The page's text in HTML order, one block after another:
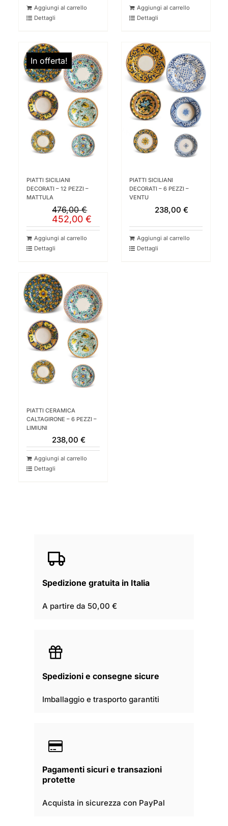
Aggiungi al carrello
Dettagli
originale
era:
476,00 €.
attuale
è:
452,00 €.
Aggiungi al carrello
Dettagli
In offerta!
PIATTI SICILIANI
DECORATI – 12 PEZZI –
MATTULA
476,00€
Il
prezzo
originale
era:
476,00 €.
452,00€
Il
prezzo
attuale
è:
452,00 €.
Aggiungi al carrello
Dettagli
PIATTI SICILIANI
DECORATI – 6 PEZZI –
VENTU
238,00€
Aggiungi al carrello
Dettagli
PIATTI CERAMICA
CALTAGIRONE – 6 PEZZI –
LIMIUNI
238,00€
Aggiungi al carrello
Dettagli
Spedizione gratuita in Italia
A partire da 50,00 €
Spedizioni e consegne sicure
Imballaggio e trasporto garantiti
Pagamenti sicuri e transazioni
protette
Acquista in sicurezza con PayPal